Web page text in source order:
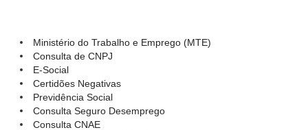
Ministério do Trabalho e Emprego (MTE)
Consulta de CNPJ
E-Social
Certidões Negativas
Previdência Social
Consulta Seguro Desemprego
Consulta CNAE